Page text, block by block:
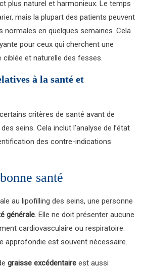
plus naturel et harmonieux. Le temps
mais la plupart des patients peuvent
normales en quelques semaines. Cela
pour ceux qui cherchent une
et naturelle des fesses.
à la santé et
critères de santé avant de
seins. Cela inclut l’analyse de l’état
des contre-indications
santé
au lipofilling des seins, une personne
générale. Elle ne doit présenter aucune
cardiovasculaire ou respiratoire.
approfondie est souvent nécessaire.
graisse excédentaire est aussi